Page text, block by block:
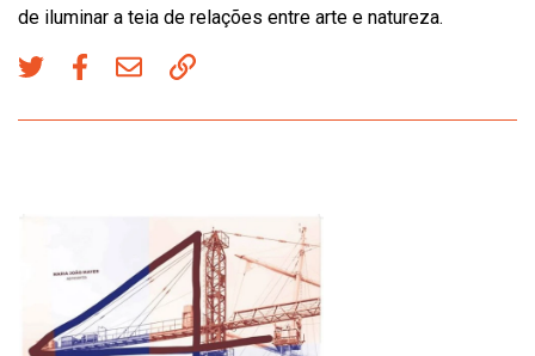
de iluminar a teia de relações entre arte e natureza.